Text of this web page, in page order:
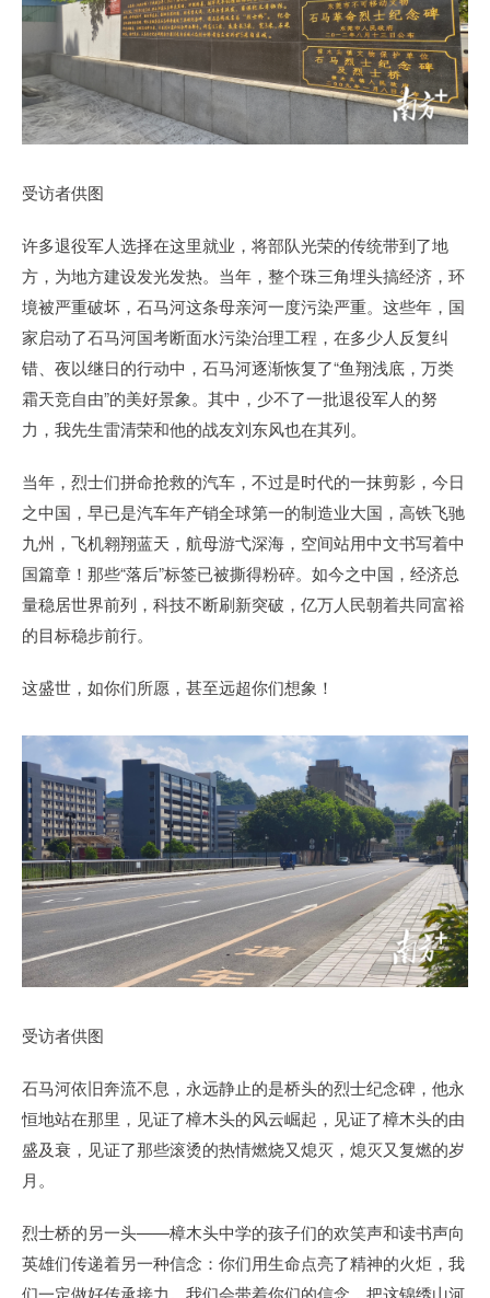
受访者供图
许多退役军人选择在这里就业，将部队光荣的传统带到了地
方，为地方建设发光发热。当年，整个珠三角埋头搞经济，环
境被严重破坏，石马河这条母亲河一度污染严重。这些年，国
家启动了石马河国考断面水污染治理工程，在多少人反复纠
错、夜以继日的行动中，石马河逐渐恢复了“鱼翔浅底，万类
霜天竞自由”的美好景象。其中，少不了一批退役军人的努
力，我先生雷清荣和他的战友刘东风也在其列。
当年，烈士们拼命抢救的汽车，不过是时代的一抹剪影，今日
之中国，早已是汽车年产销全球第一的制造业大国，高铁飞驰
九州，飞机翱翔蓝天，航母游弋深海，空间站用中文书写着中
国篇章！那些“落后”标签已被撕得粉碎。如今之中国，经济总
量稳居世界前列，科技不断刷新突破，亿万人民朝着共同富裕
的目标稳步前行。
这盛世，如你们所愿，甚至远超你们想象！
受访者供图
石马河依旧奔流不息，永远静止的是桥头的烈士纪念碑，他永
恒地站在那里，见证了樟木头的风云崛起，见证了樟木头的由
盛及衰，见证了那些滚烫的热情燃烧又熄灭，熄灭又复燃的岁
月。
烈士桥的另一头——樟木头中学的孩子们的欢笑声和读书声向
英雄们传递着另一种信念：你们用生命点亮了精神的火炬，我
们一定做好传承接力。我们会带着你们的信念，把这锦绣山河